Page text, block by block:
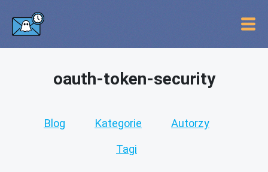
oauth-token-security
Blog Kategorie Autorzy
Tagi